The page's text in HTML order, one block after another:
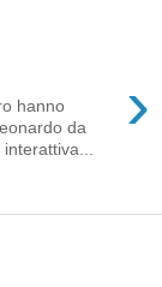
›
hanno
da